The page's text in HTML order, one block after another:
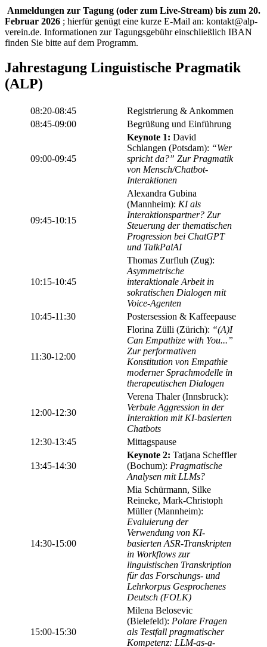
Anmeldungen zur Tagung (oder zum Live-Stream) bis zum 20.
Februar 2026 ; hierfür genügt eine kurze E-Mail an: kontakt@alp-
verein.de. Informationen zur Tagungsgebühr einschließlich IBAN
finden Sie bitte auf dem Programm.
Jahrestagung Linguistische Pragmatik
(ALP)
08:20-08:45
Registrierung & Ankommen
08:45-09:00
Begrüßung und Einführung
09:00-09:45
Keynote 1: David
Schlangen (Potsdam): “Wer
spricht da?” Zur Pragmatik
von Mensch/Chatbot-
Interaktionen
09:45-10:15
Alexandra Gubina
(Mannheim): KI als
Interaktionspartner? Zur
Steuerung der thematischen
Progression bei ChatGPT
und TalkPalAI
10:15-10:45
Thomas Zurfluh (Zug):
Asymmetrische
interaktionale Arbeit in
sokratischen Dialogen mit
Voice-Agenten
10:45-11:30
Postersession & Kaffeepause
11:30-12:00
Florina Zülli (Zürich): “(A)I
Can Empathize with You...”
Zur performativen
Konstitution von Empathie
moderner Sprachmodelle in
therapeutischen Dialogen
12:00-12:30
Verena Thaler (Innsbruck):
Verbale Aggression in der
Interaktion mit KI-basierten
Chatbots
12:30-13:45
Mittagspause
13:45-14:30
Keynote 2: Tatjana Scheffler
(Bochum): Pragmatische
Analysen mit LLMs?
14:30-15:00
Mia Schürmann, Silke
Reineke, Mark-Christoph
Müller (Mannheim):
Evaluierung der
Verwendung von KI-
basierten ASR-Transkripten
in Workflows zur
linguistischen Transkription
für das Forschungs- und
Lehrkorpus Gesprochenes
Deutsch (FOLK)
15:00-15:30
Milena Belosevic
(Bielefeld): Polare Fragen
als Testfall pragmatischer
Kompetenz: LLM-as-a-